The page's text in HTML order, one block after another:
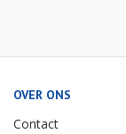
OVER ONS
Contact